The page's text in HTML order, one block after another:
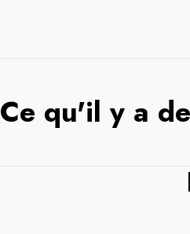
Ce qu'il y a